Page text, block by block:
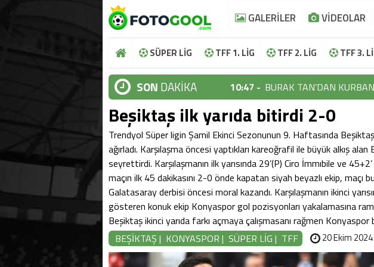
GALERİLER VİDEOLAR
SÜPER LİG TFF 1. LİG TFF 2. LİG TFF 3.
SON DAKİKA 10:47 - BURAK TAN’DAN
10:44 - İBRAHİM HALİL
10:37 - LOKMAN
10:36 - EFTAL KORKMAZ’DAN
10:48 - AYHAN TUTUN’DAN
10:47 - BURAK TAN’DAN
10:44 - İBRAHİM HALİL
10:37 - LOKMAN
Beşiktaş ilk yarıda bitirdi 2-0
Trendyol Süper ligin Şamil Ekinci Sezonunun 9. Haftasında
ağırladı. Karşılaşma öncesi yaptıkları kareoğrafil ile büyük alkış
seyrettirdi. Karşılaşmanın ilk yarısında 29’(P) Ciro İmmıbile ve
maçın ilk 45 dakikasını 2-0 önde kapatan siyah beyazlı ekip, maçı
Galatasaray derbisi öncesi moral kazandı. Karşılaşmanın ikinci
gösteren konuk ekip Konyaspor gol pozisyonları yakalamasına
Beşiktaş ikinci yarıda farkı açmaya çalışmasanı rağmen
BEŞİKTAŞ | KONYASPOR | SÜPER LİG | TFF 20 Ekim